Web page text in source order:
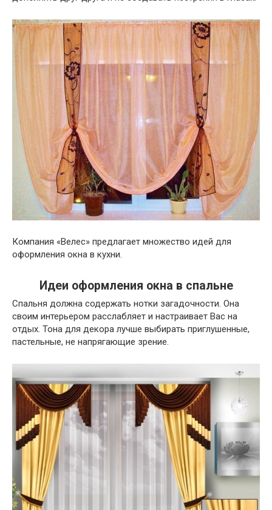
Компания «Велес» предлагает множество идей для
оформления окна в кухни.
Идеи оформления окна в спальне
Спальня должна содержать нотки загадочности. Она
своим интерьером расслабляет и настраивает Вас на
отдых. Тона для декора лучше выбирать приглушенные,
пастельные, не напрягающие зрение.